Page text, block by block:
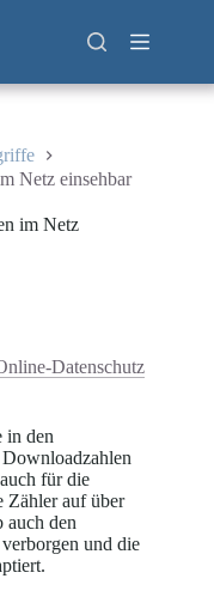
Netz einsehbar
im Netz
Datenschutz
in den
für die
Zähler auf über
auch den
und die